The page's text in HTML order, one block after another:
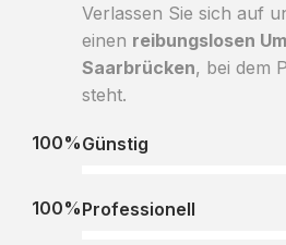
Verlassen Sie sich auf
einen reibungslosen
Saarbrücken, bei dem
steht.
Günstig
100%
Professionell
100%